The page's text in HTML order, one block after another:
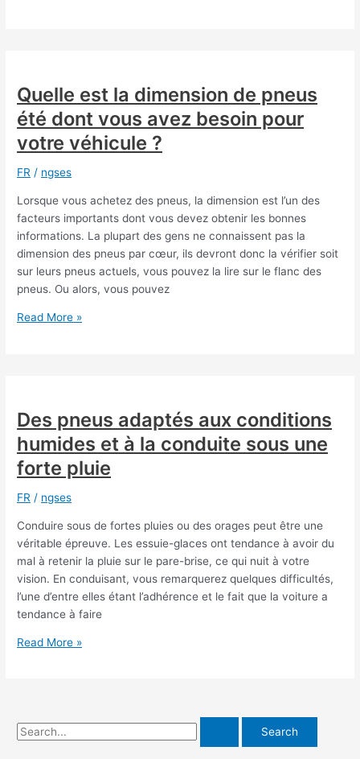
augmenter
car
les
gens
pourraient
plus
en
voiture
plutôt
qu’en
avion
?
Quelle est la dimension de pneus
été dont vous avez besoin pour
votre véhicule ?
FR / ngses
Lorsque vous achetez des pneus, la dimension est l’un des
facteurs importants dont vous devez obtenir les bonnes
informations. La plupart des gens ne connaissent pas la
dimension des pneus par cœur, ils devront donc la vérifier soit
sur leurs pneus actuels, vous pouvez la lire sur le flanc des
pneus. Ou alors, vous pouvez
Quelle
été
dont
vous
avez
besoin
votre
véhicule
?
Read More »
Des pneus adaptés aux conditions
humides et à la conduite sous une
forte pluie
FR / ngses
Conduire sous de fortes pluies ou des orages peut être une
véritable épreuve. Les essuie-glaces ont tendance à avoir du
mal à retenir la pluie sur le pare-brise, ce qui nuit à votre
vision. En conduisant, vous remarquerez quelques difficultés,
l’une d’entre elles étant l’adhérence et le fait que la voiture a
tendance à faire
Des
humides
Read More »
S